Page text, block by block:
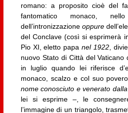
romano: a proposito cioè del
fantomatico monaco,
dell’intronizzazione oppure
del Conclave (così si esprimerà
Pio XI, eletto papanel 1922 ,
nuovo Stato di Città del
in luglio quando lei riferisce
monaco, scalzo e col suo
nome conosciuto e venerato
lei si esprime –, le
l’immagine di un triangolo,